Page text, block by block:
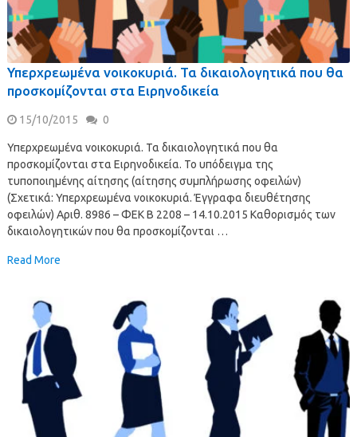
Υπερχρεωμένα νοικοκυριά. Τα δικαιολογητικά που θα
προσκομίζονται στα Ειρηνοδικεία
15/10/2015 0
Υπερχρεωμένα νοικοκυριά. Τα δικαιολογητικά που θα
προσκομίζονται στα Ειρηνοδικεία. Το υπόδειγμα της
τυποποιημένης αίτησης (αίτησης συμπλήρωσης οφειλών)
(Σχετικά: Υπερχρεωμένα νοικοκυριά. Έγγραφα διευθέτησης
οφειλών) Αριθ. 8986 – ΦΕΚ B 2208 – 14.10.2015 Καθορισμός των
δικαιολογητικών που θα προσκομίζονται …
Read More